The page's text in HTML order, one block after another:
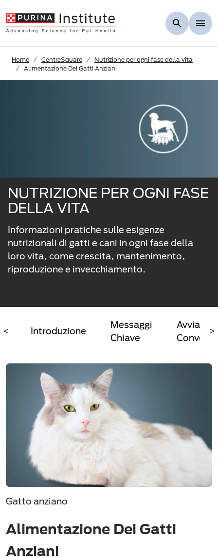
Home CentreSquare
Nutrizione per ogni fase della vita
Alimentazione Dei Gatti Anziani
NUTRIZIONE PER OGNI FASE
DELLA VITA
Informazioni pratiche sulle esigenze
nutrizionali di gatti e cani in ogni fase della
loro vita, come crescita, mantenimento,
riproduzione e invecchiamento.
< >
Introduzione
Messaggi
Chiave
Avvia
Gatto anziano
Alimentazione Dei Gatti
Anziani